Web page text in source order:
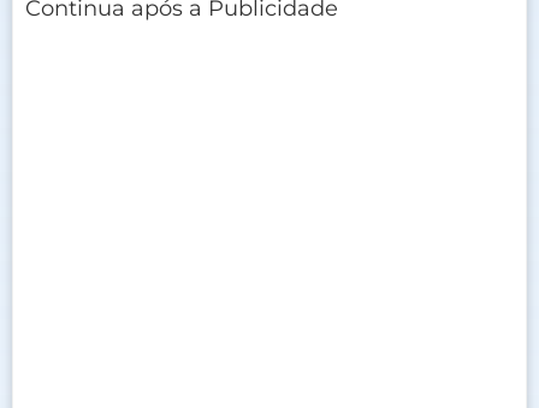
Continua após a Publicidade